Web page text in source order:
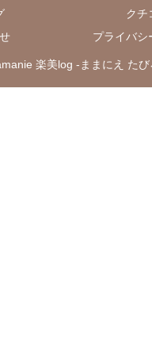
クチ
プライバシ
楽美log -ままにえ たび